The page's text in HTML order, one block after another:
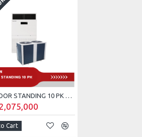
AC FLOOR STANDING 10 PK POLYTRON PSF-1032
Cart